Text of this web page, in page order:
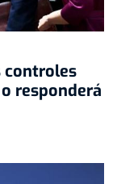
controles
responderá